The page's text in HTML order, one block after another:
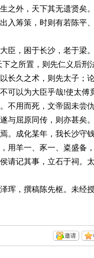
之外，天下其无遗贤矣
入筹策，时则有若陈平
臣，困于长沙，老于梁
之所置，则先仁义后刑
长久之术，则先太子；
可以为大臣乎哉!使太傅
不用而死，文帝固未尝
与屈原同传，则亦甚矣。
。成化某年，我长沙守
用羊一、豕一、粢盛备
请记其事，立石于祠。
珲，撰稿陈先枢。未经授
邀请